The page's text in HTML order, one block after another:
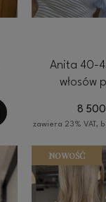
Anita 40-
włosów
8
zawiera 23% VAT,
NOWOŚĆ